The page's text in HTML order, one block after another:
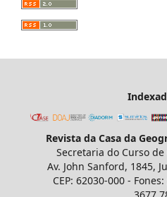
Revista da Casa da
Secretaria do Curso de
Av. John Sanford, 1845,
CEP: 62030-000 -